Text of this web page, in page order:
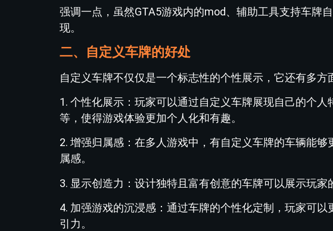
强调一点，虽然GTA5游戏内的mod、辅助工具支持车牌
现。
二、自定义车牌的好处
自定义车牌不仅仅是一个标志性的个性展示，它还有多方
1. 个性化展示：玩家可以通过自定义车牌展现自己的个
等，使得游戏体验更加个人化和有趣。
2. 增强归属感：在多人游戏中，有自定义车牌的车辆能
属感。
3. 显示创造力：设计独特且富有创意的车牌可以展示玩家
4. 加强游戏的沉浸感：通过车牌的个性化定制，玩家可
引力。